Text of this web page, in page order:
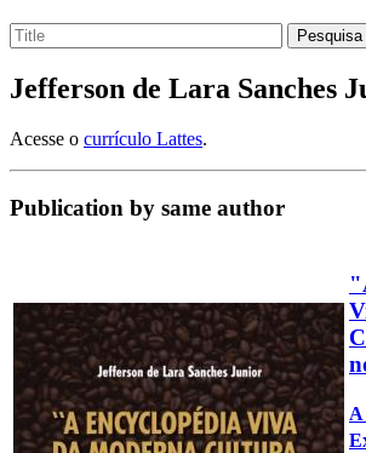
Pesquisa
Jefferson de Lara Sanches
Acesse o currículo Lattes.
Publication by same author
A